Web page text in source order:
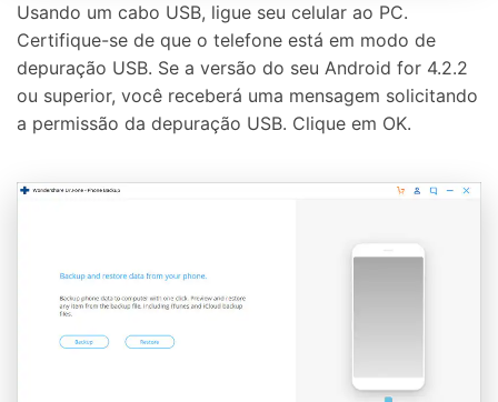
Usando um cabo USB, ligue seu celular ao PC.
Certifique-se de que o telefone está em modo de
depuração USB. Se a versão do seu Android for 4.2.2
ou superior, você receberá uma mensagem solicitando
a permissão da depuração USB. Clique em OK.